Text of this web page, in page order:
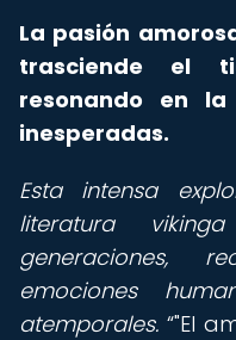
La pasión
trasciende el
resonando en
inesperadas.
Esta intensa
literatura
generaciones,
emociones
atemporales. "El